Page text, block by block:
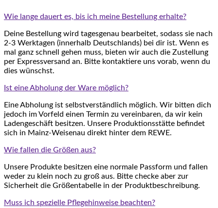
Wie lange dauert es, bis ich meine Bestellung erhalte?
Deine Bestellung wird tagesgenau bearbeitet, sodass sie nach
2-3 Werktagen (innerhalb Deutschlands) bei dir ist. Wenn es
mal ganz schnell gehen muss, bieten wir auch die Zustellung
per Expressversand an. Bitte kontaktiere uns vorab, wenn du
dies wünschst.
Ist eine Abholung der Ware möglich?
Eine Abholung ist selbstverständlich möglich. Wir bitten dich
jedoch im Vorfeld einen Termin zu vereinbaren, da wir kein
Ladengeschäft besitzen. Unsere Produktionsstätte befindet
sich in Mainz-Weisenau direkt hinter dem REWE.
Wie fallen die Größen aus?
Unsere Produkte besitzen eine normale Passform und fallen
weder zu klein noch zu groß aus. Bitte checke aber zur
Sicherheit die Größentabelle in der Produktbeschreibung.
Muss ich spezielle Pflegehinweise beachten?